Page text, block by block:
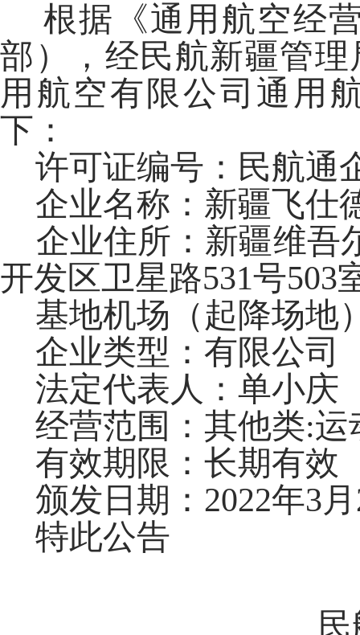
根据《通用航空经营
部），经民航新疆管
用航空有限公司通用
下：
许可证编号：民航通
企业名称：新疆飞仕
企业住所：新疆维吾
开发区卫星路531号503
基地机场（起降场地
企业类型：有限公司
法定代表人：单小庆
经营范围：其他类:运
有效期限：长期有效
颁发日期：2022年3
特此公告
民航新疆